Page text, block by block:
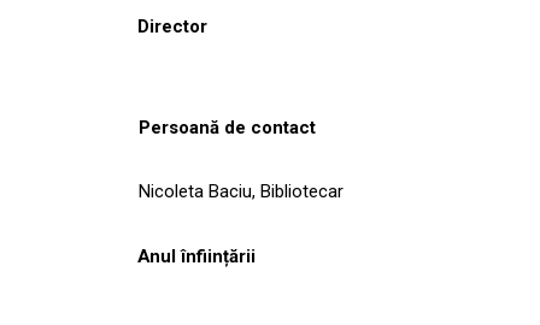
Director
Persoană de contact
Nicoleta Baciu, Bibliotecar
Anul înființării